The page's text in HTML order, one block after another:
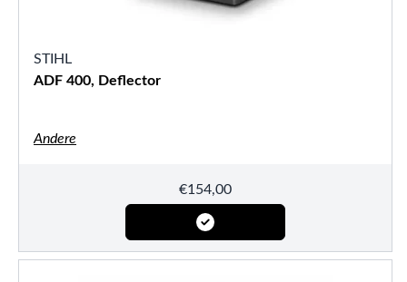
STIHL
ADF 400, Deflector
Andere
€154,00